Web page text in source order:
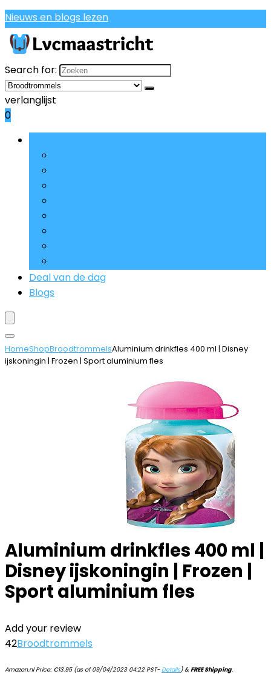
Nieuws en blogs lezen
Search for:
verlanglijst
0
Deal van de dag
Blogs
HomeShopBroodtrommelsAluminium drinkfles 400 ml | Disney
ijskoningin | Frozen | Sport aluminium fles
Aluminium drinkfles 400 ml |
Disney ijskoningin | Frozen |
Sport aluminium fles
Add your review
42Broodtrommels
Amazon.nl Price: €13.95(as of 09/04/2023 04:22 PST-Details)&FREE Shipping.